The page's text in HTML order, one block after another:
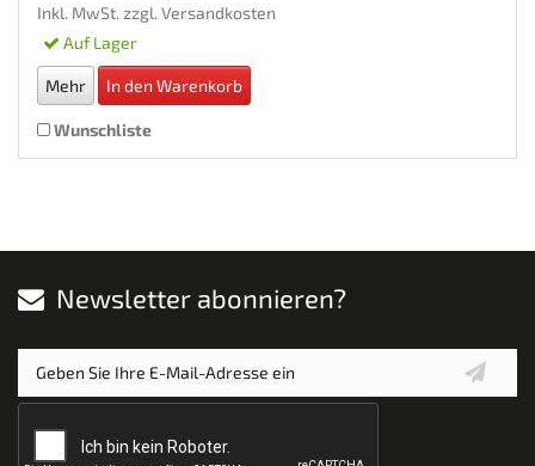
Inkl. MwSt. zzgl. Versandkosten
Auf Lager
Mehr In den Warenkorb
Wunschliste
Newsletter abonnieren?